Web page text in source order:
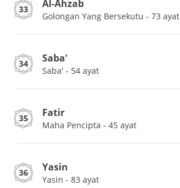
33 Al-Ahzab
Golongan Yang Bersekutu - 73 ayat
34 Saba'
Saba' - 54 ayat
35 Fatir
Maha Pencipta - 45 ayat
36 Yasin
Yasin - 83 ayat